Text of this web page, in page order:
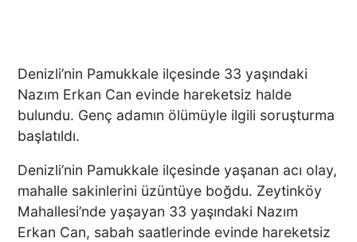
Denizli’nin Pamukkale ilçesinde 33 yaşındaki
Nazım Erkan Can evinde hareketsiz halde
bulundu. Genç adamın ölümüyle ilgili soruşturma
başlatıldı.
Denizli’nin Pamukkale ilçesinde yaşanan acı olay,
mahalle sakinlerini üzüntüye boğdu. Zeytinköy
Mahallesi’nde yaşayan 33 yaşındaki Nazım
Erkan Can, sabah saatlerinde evinde hareketsiz